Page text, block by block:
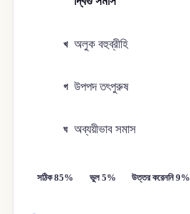
খ অলুক বহুব্রীহি
গ উপপদ তৎপুরুষ
ঘ অব্যয়ীভাব সমাস
সঠিক 85% ভুল 5% উত্তর করেননি 9%